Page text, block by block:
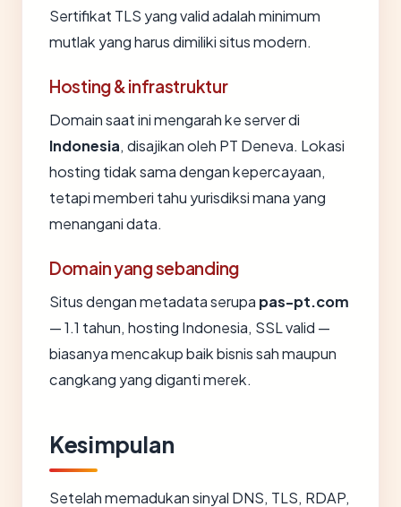
Sertifikat TLS yang valid adalah minimum
mutlak yang harus dimiliki situs modern.
Hosting & infrastruktur
Domain saat ini mengarah ke server di
Indonesia, disajikan oleh PT Deneva. Lokasi
hosting tidak sama dengan kepercayaan,
tetapi memberi tahu yurisdiksi mana yang
menangani data.
Domain yang sebanding
Situs dengan metadata serupa pas-pt.com
— 1.1 tahun, hosting Indonesia, SSL valid —
biasanya mencakup baik bisnis sah maupun
cangkang yang diganti merek.
Kesimpulan
Setelah memadukan sinyal DNS, TLS, RDAP,